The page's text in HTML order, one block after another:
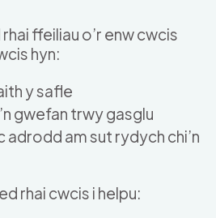
ffeiliau o’r enw cwcis
hyn:
y safle
gwefan trwy gasglu
am sut rydych chi’n
rhai cwcis i helpu: